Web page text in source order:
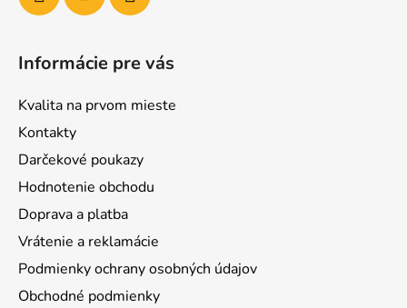
Informácie pre vás
Kvalita na prvom mieste
Kontakty
Darčekové poukazy
Hodnotenie obchodu
Doprava a platba
Vrátenie a reklamácie
Podmienky ochrany osobných údajov
Obchodné podmienky